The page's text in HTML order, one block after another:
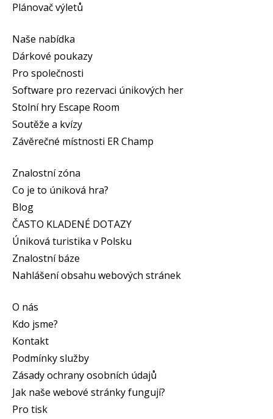
Plánovač výletů
Naše nabídka
Dárkové poukazy
Pro společnosti
Software pro rezervaci únikových her
Stolní hry Escape Room
Soutěže a kvízy
Závěrečné místnosti ER Champ
Znalostní zóna
Co je to úniková hra?
Blog
ČASTO KLADENÉ DOTAZY
Úniková turistika v Polsku
Znalostní báze
Nahlášení obsahu webových stránek
O nás
Kdo jsme?
Kontakt
Podmínky služby
Zásady ochrany osobních údajů
Jak naše webové stránky fungují?
Pro tisk